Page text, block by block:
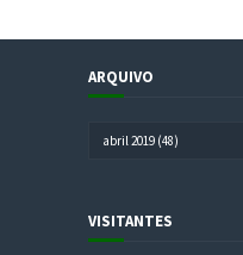
ARQUIVO
VISITANTES